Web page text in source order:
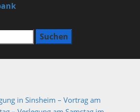
in Sinsheim – Vortrag am